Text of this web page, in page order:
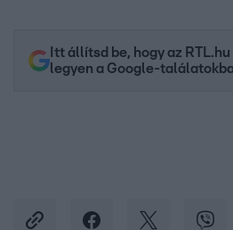
Itt állítsd be, hogy az
legyen a Google-